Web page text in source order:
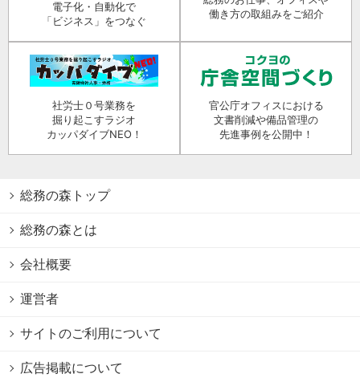
電子化・自動化で
「ビジネス」をつなぐ
働き方の取組みをご紹介
社労士０号業務を
掘り起こすラジオ
カッパダイブNEO！
官公庁オフィスにおける
文書削減や備品管理の
先進事例を公開中！
総務の森トップ
総務の森とは
会社概要
運営者
サイトのご利用について
広告掲載について